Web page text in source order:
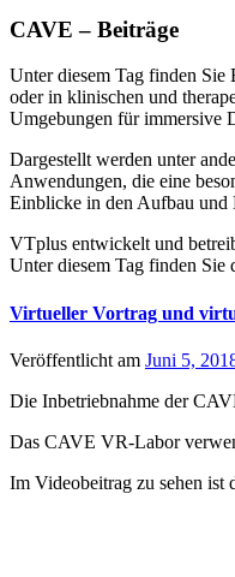
CAVE – Beiträge
Unter diesem Tag finden
oder in klinischen und
Umgebungen für immersive
Dargestellt werden unter
Anwendungen, die eine
Einblicke in den Aufbau und
VTplus entwickelt und
Unter diesem Tag finden Sie
Virtueller Vortrag und
Veröffentlicht am Juni 5,
Die Inbetriebnahme der
Das CAVE VR-Labor
Im Videobeitrag zu sehen